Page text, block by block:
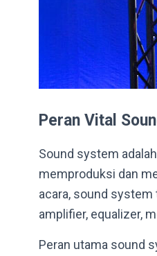
Peran Vital
Sound system
memproduksi dan
acara, sound system
amplifier, equalizer,
Peran utama sound